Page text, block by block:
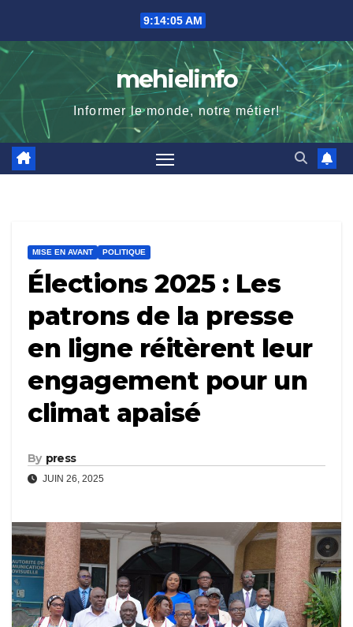
content
9:14:07 AM
mehielinfo
Informer le monde, notre métier!
MISE EN AVANT POLITIQUE
Élections 2025 : Les
patrons de la presse
en ligne réitèrent leur
engagement pour un
climat apaisé
By press
JUIN 26, 2025